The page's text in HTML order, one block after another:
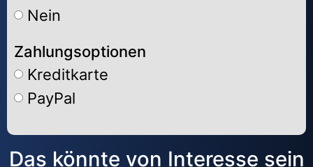
Nein
Zahlungsoptionen
Kreditkarte
PayPal
Alternative:
Das könnte von Interesse sein